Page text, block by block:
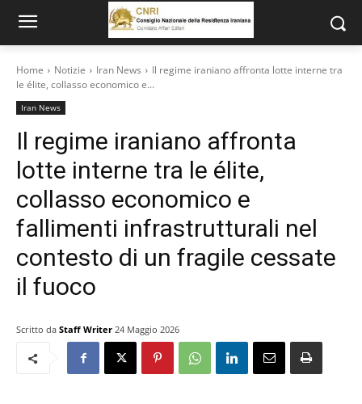
Home Notizie Iran News
Il regime iraniano affronta lotte interne tra
le élite, collasso economico e...
Iran News
Il regime iraniano affronta
lotte interne tra le élite,
collasso economico e
fallimenti infrastrutturali nel
contesto di un fragile cessate
il fuoco
Scritto da Staff Writer 24 Maggio 2026